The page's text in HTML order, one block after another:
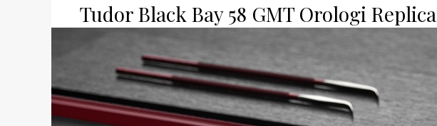
Tudor Black Bay 58 GMT Orologi Replica